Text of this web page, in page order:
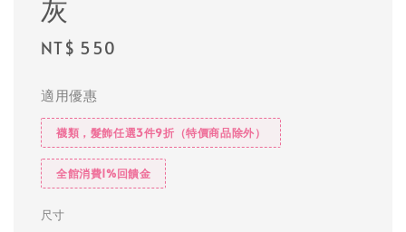
灰
Regular
NT$ 550
適用優惠
襪類，髮飾任選3件9折（特價商品除外）
全館消費1%回饋金
尺寸